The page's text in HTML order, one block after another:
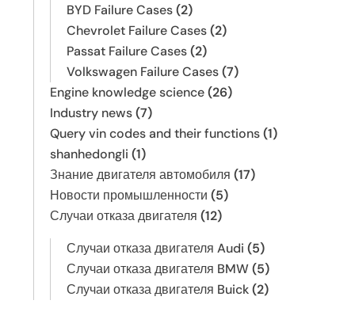
BYD Failure Cases(2)
Chevrolet Failure Cases(2)
Passat Failure Cases(2)
Volkswagen Failure Cases(7)
Engine knowledge science(26)
Industry news(7)
Query vin codes and their functions(1)
shanhedongli (1)
Знание двигателя автомобиля (17)
Новости промышленности (5)
Случаи отказа двигателя (12)
Случаи отказа двигателя Audi (5)
Случаи отказа двигателя BMW(5)
Случаи отказа двигателя Buick(2)